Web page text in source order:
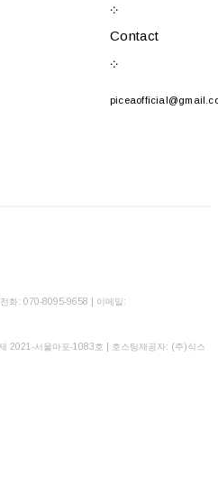
܀
Contact
܀
화: 070-8095-9658 | 이메일:
제 2021-서울마포-1083호 | 호스팅제공자: (주)식스